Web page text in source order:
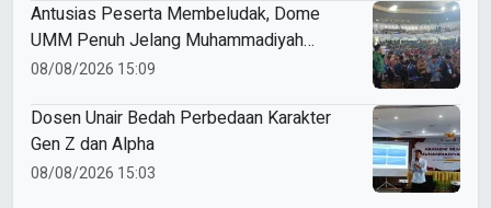
Antusias Peserta Membeludak, Dome
UMM Penuh Jelang Muhammadiyah
Education Awards 2026
08/08/2026 15:09
Dosen Unair Bedah Perbedaan Karakter
Gen Z dan Alpha
08/08/2026 15:03